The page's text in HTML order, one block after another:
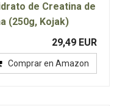
de Creatina de
(250g, Kojak)
29,49 EUR
Comprar en Amazon